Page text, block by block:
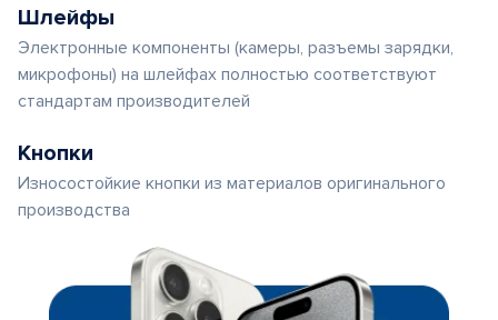
Шлейфы
Электронные компоненты (камеры, разъемы зарядки,
микрофоны) на шлейфах полностью соответствуют
стандартам производителей
Кнопки
Износостойкие кнопки из материалов оригинального
производства